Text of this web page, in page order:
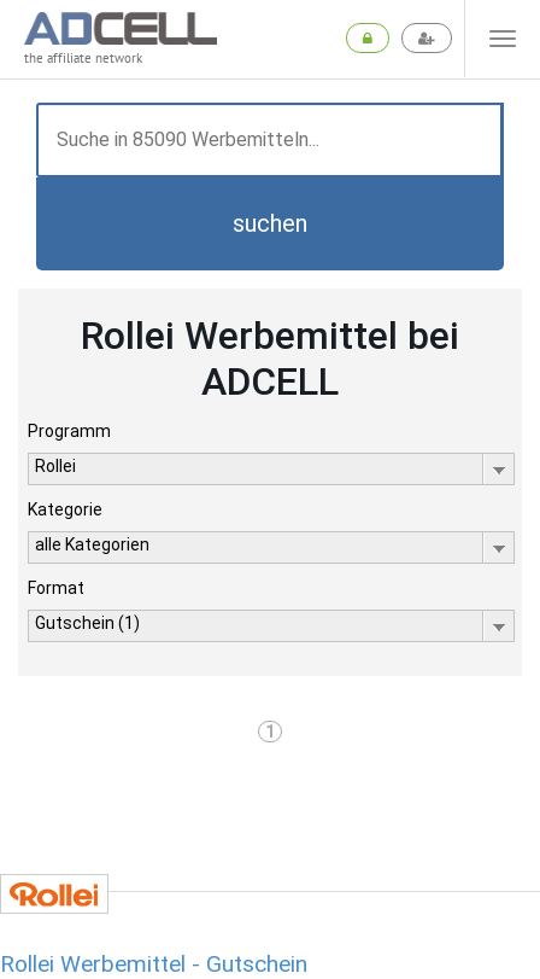
the affiliate network
suchen
Rollei Werbemittel bei
ADCELL
Programm
Rollei
Kategorie
alle Kategorien
Format
Gutschein (1)
1
Rollei Werbemittel - Gutschein